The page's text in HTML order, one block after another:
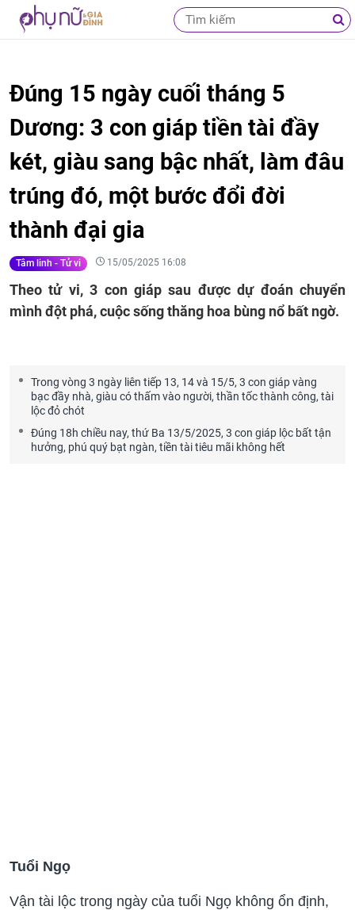
Đúng 15 ngày cuối tháng 5
Dương: 3 con giáp tiền tài đầy
két, giàu sang bậc nhất, làm đâu
trúng đó, một bước đổi đời
thành đại gia
Tâm linh - Tử vi 15/05/2025 16:08
Theo tử vi, 3 con giáp sau được dự đoán chuyển
mình đột phá, cuộc sống thăng hoa bùng nổ bất ngờ.
Trong vòng 3 ngày liên tiếp 13, 14 và 15/5, 3 con giáp vàng
bạc đầy nhà, giàu có thấm vào người, thần tốc thành công, tài
lộc đỏ chót
Đúng 18h chiều nay, thứ Ba 13/5/2025, 3 con giáp lộc bất tận
hưởng, phú quý bạt ngàn, tiền tài tiêu mãi không hết
Tuổi Ngọ
Vận tài lộc trong ngày của tuổi Ngọ không ổn định,